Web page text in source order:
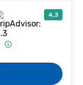
4,3